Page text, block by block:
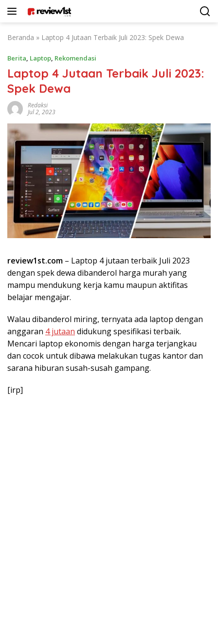
Beranda » Laptop 4 Jutaan Terbaik Juli 2023: Spek Dewa
Berita, Laptop, Rekomendasi
Laptop 4 Jutaan Terbaik Juli 2023:
Spek Dewa
Redaksi
Jul 2, 2023
review1st.com – Laptop 4 jutaan terbaik Juli 2023
dengan spek dewa dibanderol harga murah yang
mampu mendukung kerja kamu maupun aktifitas
belajar mengajar.
Walau dibanderol miring, ternyata ada laptop dengan
anggaran 4 jutaan didukung spesifikasi terbaik.
Mencari laptop ekonomis dengan harga terjangkau
dan cocok untuk dibawa melakukan tugas kantor dan
sarana hiburan susah-susah gampang.
[irp]